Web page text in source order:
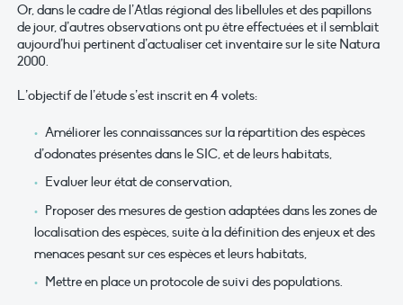
Or, dans le cadre de l’Atlas régional des libellules et des papillons
de jour, d’autres observations ont pu être effectuées et il semblait
aujourd’hui pertinent d’actualiser cet inventaire sur le site Natura
2000.
L’objectif de l’étude s’est inscrit en 4 volets:
Améliorer les connaissances sur la répartition des espèces
d’odonates présentes dans le SIC, et de leurs habitats,
Evaluer leur état de conservation,
Proposer des mesures de gestion adaptées dans les zones de
localisation des espèces, suite à la définition des enjeux et des
menaces pesant sur ces espèces et leurs habitats,
Mettre en place un protocole de suivi des populations.